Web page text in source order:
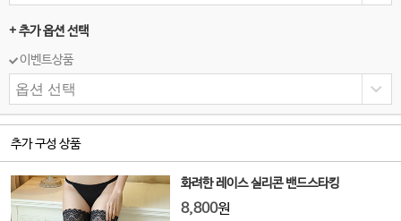
+ 추가 옵션 선택
이벤트상품
추가 구성 상품
화려한 레이스 실리콘 밴드스타킹
8,800원